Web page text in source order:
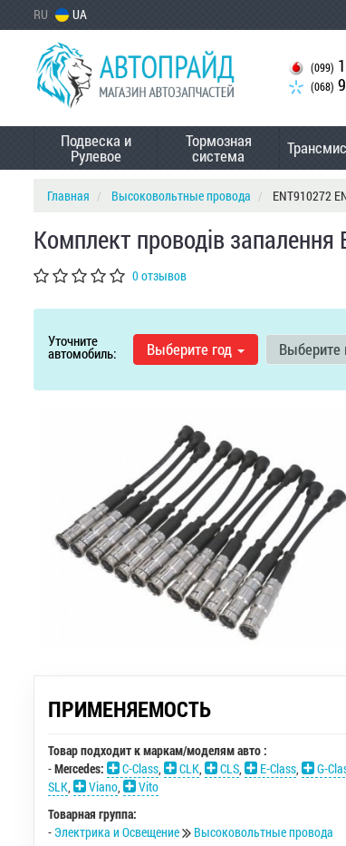
RU UA
(099)
(068)
Подвеска и
Рулевое
Тормозная
система
Главная Высоковольтные провода ENT910272
Комплект проводів запалення
0 отзывов
Уточните
автомобиль: Выберите год Выберите
ПРИМЕНЯЕМОСТЬ
Товар подходит к маркам/моделям авто :
-Mercedes: C-Class, CLK, CLS, E-Class, G-
SLK, Viano,
Vito
Товарная группа:
- Электрика и Освещение Высоковольтные провода